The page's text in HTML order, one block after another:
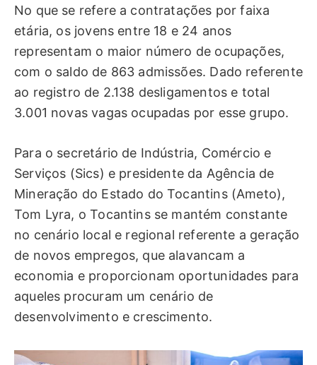
No que se refere a contratações por faixa
etária, os jovens entre 18 e 24 anos
representam o maior número de ocupações,
com o saldo de 863 admissões. Dado referente
ao registro de 2.138 desligamentos e total
3.001 novas vagas ocupadas por esse grupo.
Para o secretário de Indústria, Comércio e
Serviços (Sics) e presidente da Agência de
Mineração do Estado do Tocantins (Ameto),
Tom Lyra, o Tocantins se mantém constante
no cenário local e regional referente a geração
de novos empregos, que alavancam a
economia e proporcionam oportunidades para
aqueles procuram um cenário de
desenvolvimento e crescimento.